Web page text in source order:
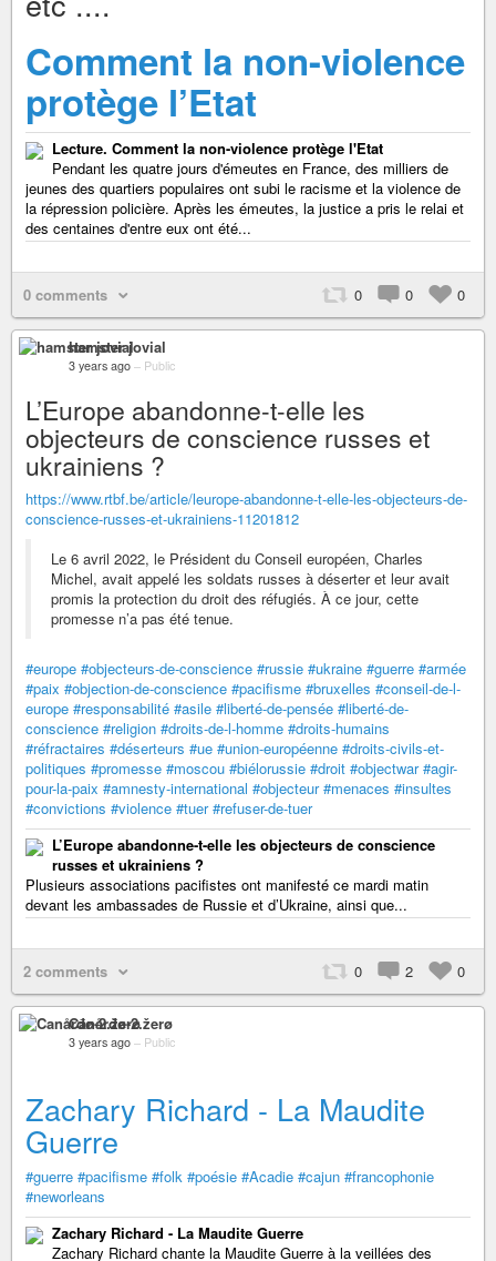
Comment la non-violence
protège l’Etat
Lecture. Comment la non-violence protège l'Etat
Pendant les quatre jours d'émeutes en France, des milliers de
jeunes des quartiers populaires ont subi le racisme et la violence de
la répression policière. Après les émeutes, la justice a pris le relai et
des centaines d'entre eux ont été...
0 comments 0 0 0
hamster jovial
3 years ago – Public
L’Europe abandonne-t-elle les
objecteurs de conscience russes et
ukrainiens ?
https://www.rtbf.be/article/leurope-abandonne-t-elle-les-objecteurs-de-
conscience-russes-et-ukrainiens-11201812
Le 6 avril 2022, le Président du Conseil européen, Charles
Michel, avait appelé les soldats russes à déserter et leur avait
promis la protection du droit des réfugiés. À ce jour, cette
promesse n’a pas été tenue.
#europe #objecteurs-de-conscience #russie #ukraine #guerre #armée
#paix #objection-de-conscience #pacifisme #bruxelles #conseil-de-l-
europe #responsabilité #asile #liberté-de-pensée #liberté-de-
conscience #religion #droits-de-l-homme #droits-humains
#réfractaires #déserteurs #ue #union-européenne #droits-civils-et-
politiques #promesse #moscou #biélorussie #droit #objectwar #agir-
pour-la-paix #amnesty-international #objecteur #menaces #insultes
#convictions #violence #tuer #refuser-de-tuer
L’Europe abandonne-t-elle les objecteurs de conscience
russes et ukrainiens ?
Plusieurs associations pacifistes ont manifesté ce mardi matin
devant les ambassades de Russie et d’Ukraine, ainsi que...
2 comments 0 2 0
Canårđø-2.žerø
3 years ago – Public
Zachary Richard - La Maudite
Guerre
#guerre #pacifisme #folk #poésie #Acadie #cajun #francophonie
#neworleans
Zachary Richard - La Maudite Guerre
Zachary Richard chante la Maudite Guerre à la veillées des